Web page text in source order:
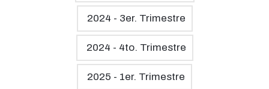
2024 - 3er. Trimestre
2024 - 4to. Trimestre
2025 - 1er. Trimestre